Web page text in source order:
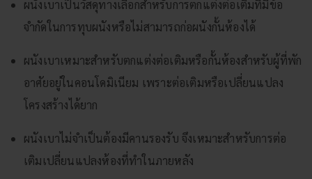
ผนังเบาเป็นวัสดุทางเลือกสำหรับการตกแต่งต่อเติมที่มีข้อ
จำกัดในการทุบผนังหรือไม่สามารถก่อผนังกั้นห้องได้
ผนังเบาเหมาะสำหรับตกแต่งต่อเติมหรือกั้นห้องสำหรับผู้ที่พัก
อาศัยอยู่ในคอนโดมิเนียม เพราะต่อเติมหรือเปลี่ยนแปลง
โครงสร้างได้ยาก
ผนังเบาไม่จำเป็นต้องมีคานรองรับ จึงเหมาะสำหรับการต่อ
เติมเปลี่ยนแปลงห้องที่ทำในภายหลัง